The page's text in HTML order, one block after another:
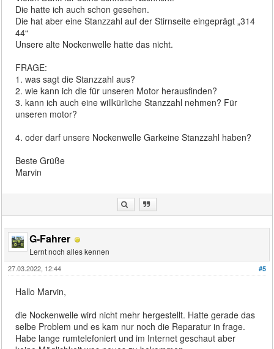
Die hatte ich auch schon gesehen.
Die hat aber eine Stanzzahl auf der Stirnseite eingeprägt „314
44“
Unsere alte Nockenwelle hatte das nicht.
FRAGE:
1. was sagt die Stanzzahl aus?
2. wie kann ich die für unseren Motor herausfinden?
3. kann ich auch eine willkürliche Stanzzahl nehmen? Für
unseren motor?
4. oder darf unsere Nockenwelle Garkeine Stanzzahl haben?
Beste Grüße
Marvin
G-Fahrer
Lernt noch alles kennen
#5
27.03.2022, 12:44
Hallo Marvin,
die Nockenwelle wird nicht mehr hergestellt. Hatte gerade das
selbe Problem und es kam nur noch die Reparatur in frage.
Habe lange rumtelefoniert und im Internet geschaut aber